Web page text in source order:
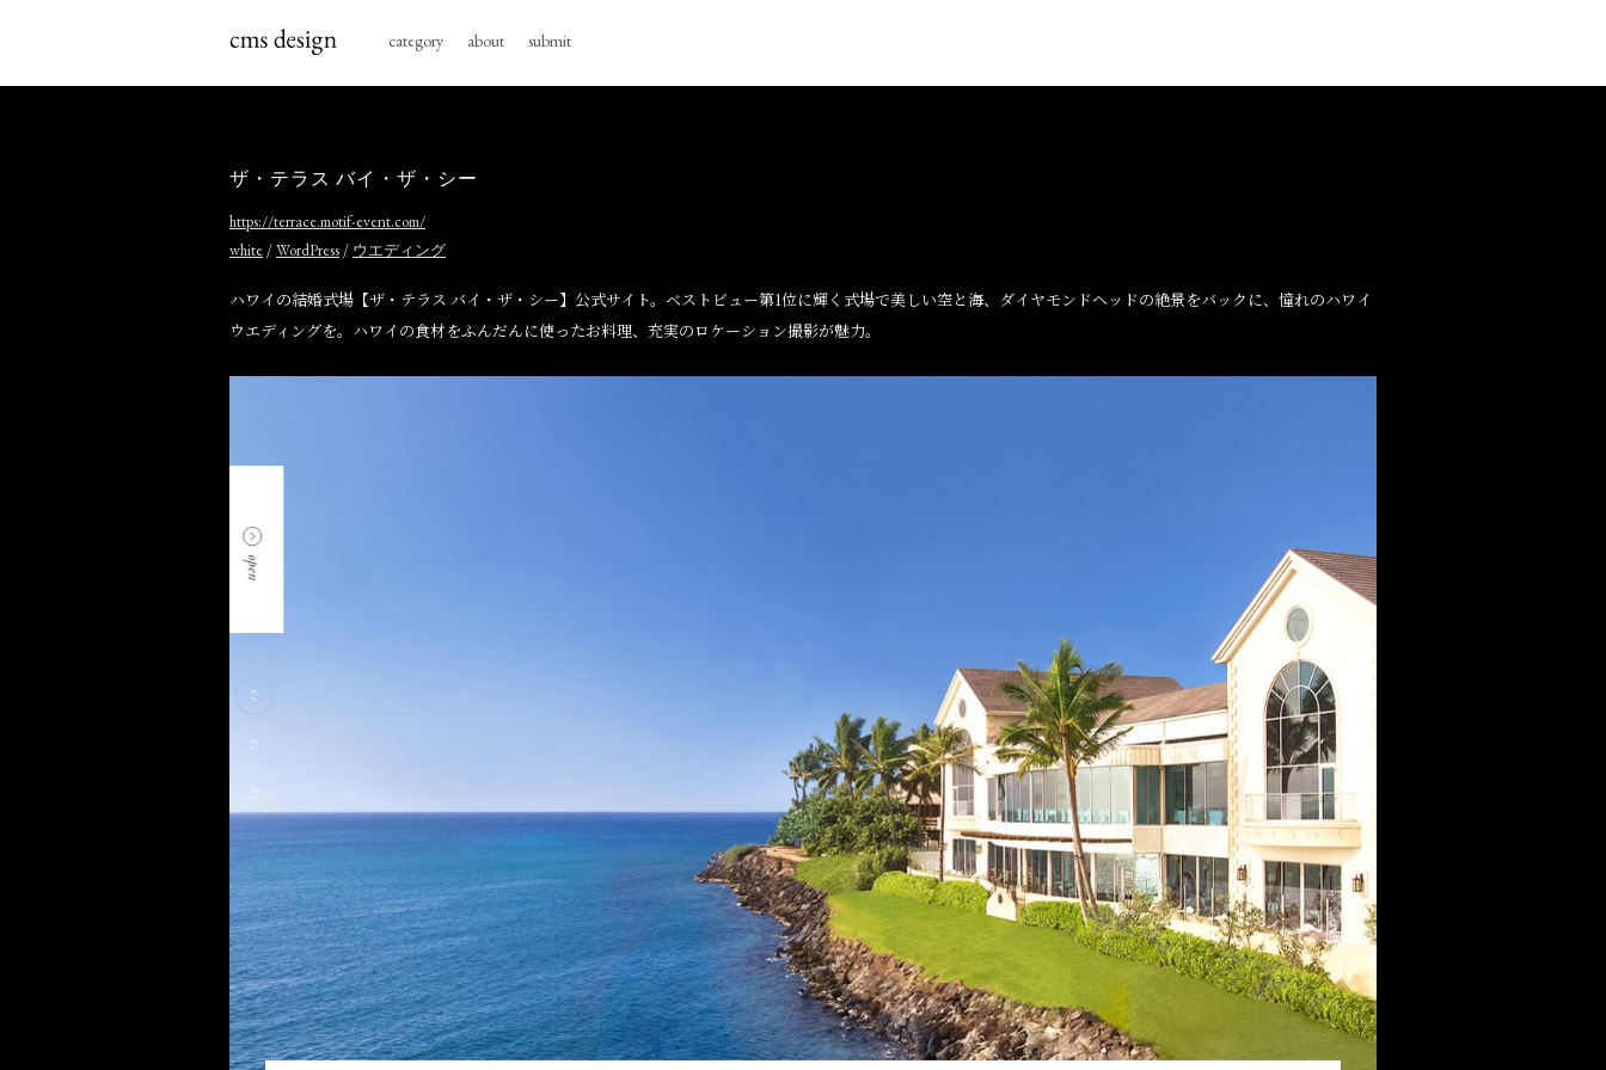
category about submit
ザ・テラス バイ・ザ・シー
https://terrace.motif-event.com/
white /WordPress / ウエディング
ハワイの結婚式場【ザ・テラス バイ・ザ・シー】公式サイト。ベストビュー第1位に輝く式場で美しい空と海、ダイヤモンドヘッドの絶景をバックに、憧れのハワイ
ウエディングを。ハワイの食材をふんだんに使ったお料理、充実のロケーション撮影が魅力。